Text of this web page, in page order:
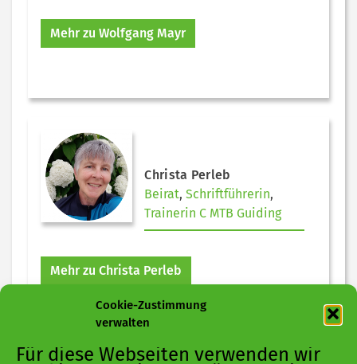
Cookie-Zustimmung
verwalten
Für diese Webseiten verwenden wir
Mehr zu Wolfgang Mayr
Christa Perleb
Beirat,Schriftführerin,
Trainerin C MTB Guiding
Mehr zu Christa Perleb